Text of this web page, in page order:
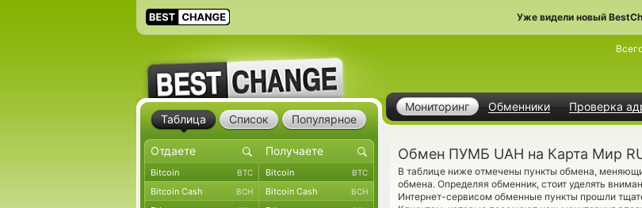
Уже видели новый
Мониторинг Обменники Проверка
Обмен ПУМБ UAH на Карта Мир
В таблице ниже отмечены пункты обмена,
обмена. Определяя обменник, стоит уделять
Интернет-сервисом обменные пункты прошли
Таблица Список Популярное
Bitcoin BTC Bitcoin BTC
Bitcoin Cash BCH Bitcoin Cash BCH